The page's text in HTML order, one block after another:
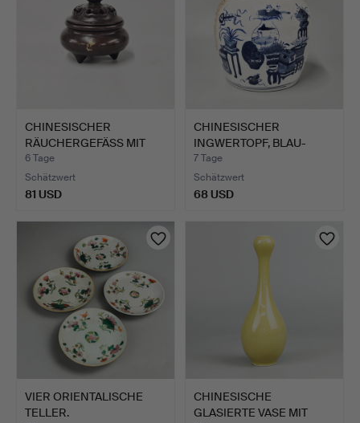
CHINESISCHER
RÄUCHERGEFÄSS MIT
GOLDSPLASH-…
6 Tage
Schätzwert
81 USD
CHINESISCHER
INGWERTOPF, BLAU-
WEISS.
7 Tage
Schätzwert
68 USD
VIER ORIENTALISCHE
TELLER.
CHINESISCHE
GLASIERTE VASE MIT